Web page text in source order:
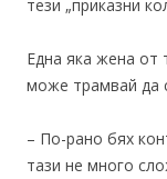
тези „приказни
Една яка жена от
може трамвай да
– По-рано бях
тази не много